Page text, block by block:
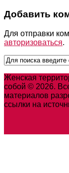
Добавить
Для отправки
авторизоваться.
Женская
собой © 2026.
материалов
ссылки на